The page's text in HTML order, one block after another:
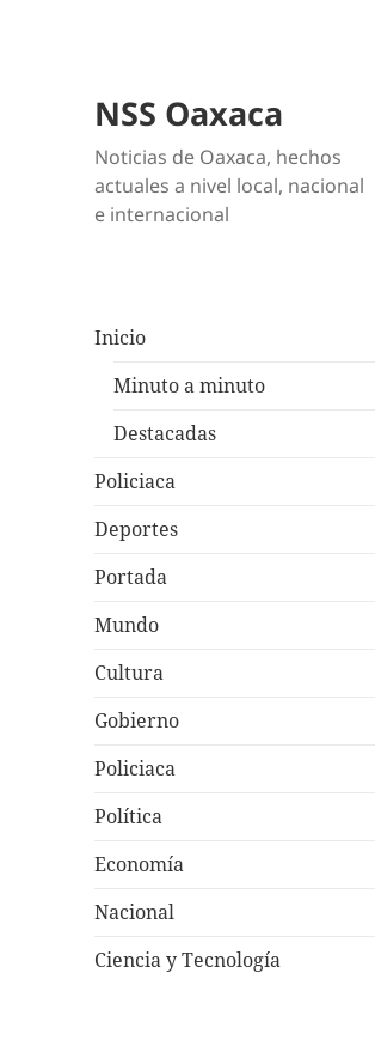
NSS Oaxaca
Noticias de Oaxaca, hechos
actuales a nivel local, nacional
e internacional
Inicio
Minuto a minuto
Destacadas
Policiaca
Deportes
Portada
Mundo
Cultura
Gobierno
Policiaca
Política
Economía
Nacional
Ciencia y Tecnología